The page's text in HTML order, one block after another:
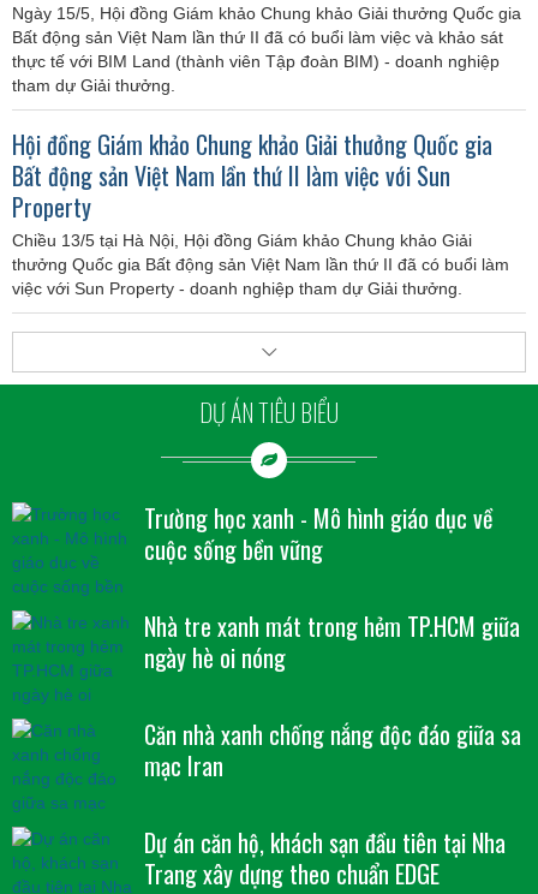
Ngày 15/5, Hội đồng Giám khảo Chung khảo Giải thưởng Quốc gia
Bất động sản Việt Nam lần thứ II đã có buổi làm việc và khảo sát
thực tế với BIM Land (thành viên Tập đoàn BIM) - doanh nghiệp
tham dự Giải thưởng.
Hội đồng Giám khảo Chung khảo Giải thưởng Quốc gia
Bất động sản Việt Nam lần thứ II làm việc với Sun
Property
Chiều 13/5 tại Hà Nội, Hội đồng Giám khảo Chung khảo Giải
thưởng Quốc gia Bất động sản Việt Nam lần thứ II đã có buổi làm
việc với Sun Property - doanh nghiệp tham dự Giải thưởng.
DỰ ÁN TIÊU BIỂU
Trường học xanh - Mô hình giáo dục về
cuộc sống bền vững
Nhà tre xanh mát trong hẻm TP.HCM giữa
ngày hè oi nóng
Căn nhà xanh chống nắng độc đáo giữa sa
mạc Iran
Dự án căn hộ, khách sạn đầu tiên tại Nha
Trang xây dựng theo chuẩn EDGE